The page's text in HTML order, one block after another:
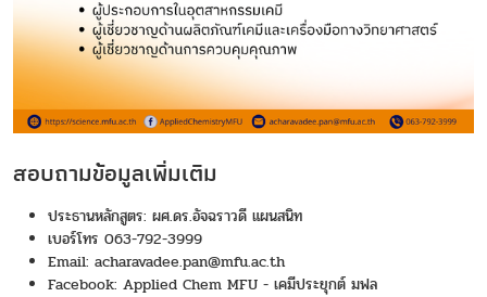
สอบถามข้อมูลเพิ่มเติม
ประธานหลักสูตร: ผศ.ดร.อัจฉราวดี แผนสนิท
เบอร์โทร 063-792-3999
Email: acharavadee.pan@mfu.ac.th
Facebook: Applied Chem MFU - เคมีประยุกต์ มฟล